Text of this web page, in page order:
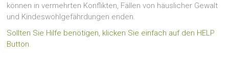
können in vermehrten Konflikten, Fällen von häuslicher Gewalt
und Kindeswohlgefährdungen enden.
Sollten Sie Hilfe benötigen, klicken Sie einfach auf den HELP
Button.